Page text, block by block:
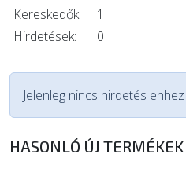
Kereskedők:
1
Hirdetések:
0
Jelenleg nincs hirdetés
HASONLÓ ÚJ TERMÉKEK